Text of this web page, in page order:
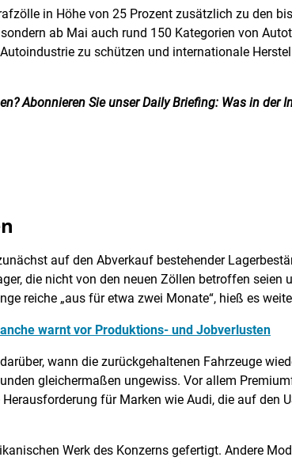
in Höhe von 25 Prozent zusätzlich zu den
ab Mai auch rund 150 Kategorien von
zu schützen und internationale
Abonnieren Sie unser Daily Briefing: Was in der
auf den Abverkauf bestehender
die nicht von den neuen Zöllen betroffen seien
reiche „aus für etwa zwei Monate“, hieß es
warnt vor Produktions- und Jobverlusten
wann die zurückgehaltenen Fahrzeuge
gleichermaßen ungewiss. Vor allem
für Marken wie Audi, die auf den
Werk des Konzerns gefertigt. Andere